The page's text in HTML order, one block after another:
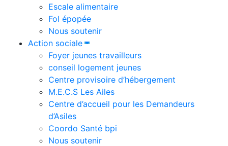
Escale alimentaire
Fol épopée
Nous soutenir
Action sociale
Foyer jeunes travailleurs
conseil logement jeunes
Centre provisoire d’hébergement
M.E.C.S Les Ailes
Centre d’accueil pour les Demandeurs
d’Asiles
Coordo Santé bpi
Nous soutenir